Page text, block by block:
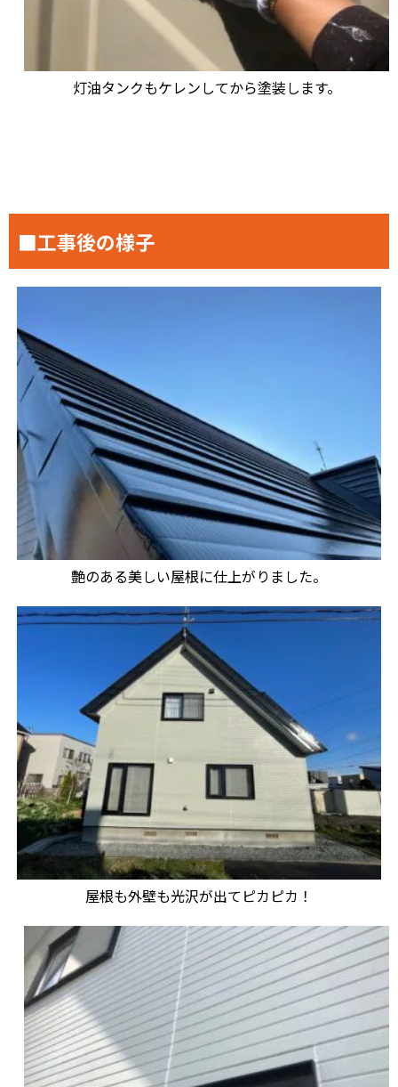
灯油タンクもケレンしてから塗装します。
■工事後の様子
艶のある美しい屋根に仕上がりました。
屋根も外壁も光沢が出てピカピカ！